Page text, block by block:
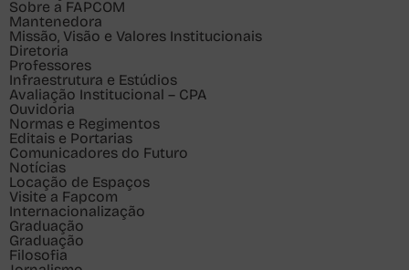
Sobre a FAPCOM
Mantenedora
Missão, Visão e Valores Institucionais
Diretoria
Professores
Infraestrutura e Estúdios
Avaliação Institucional – CPA
Ouvidoria
Normas e Regimentos
Editais e Portarias
Comunicadores do Futuro
Notícias
Locação de Espaços
Visite a Fapcom
Internacionalização
Graduação
Graduação
Filosofia